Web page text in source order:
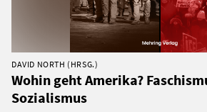
DAVID NORTH (HRSG.)
Wohin geht Amerika?
Sozialismus